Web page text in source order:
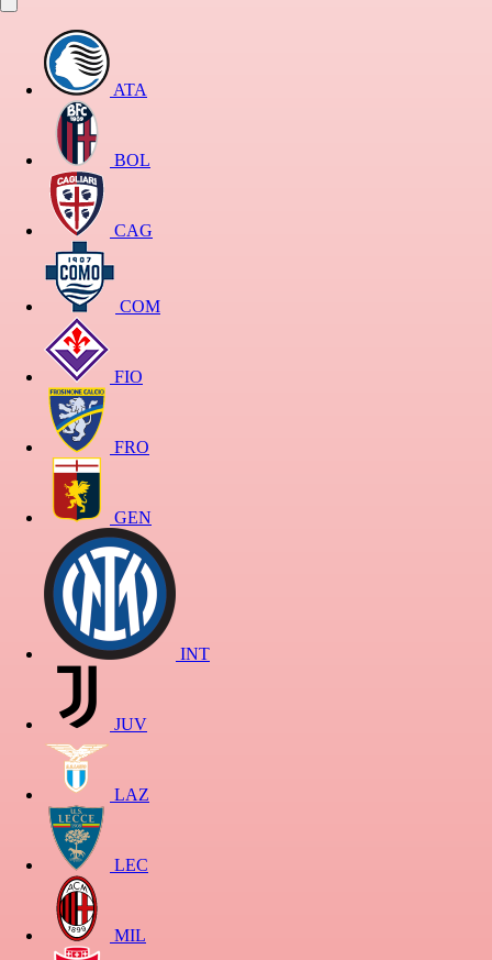
ATA
BOL
CAG
COM
FIO
FRO
GEN
INT
JUV
LAZ
LEC
MIL